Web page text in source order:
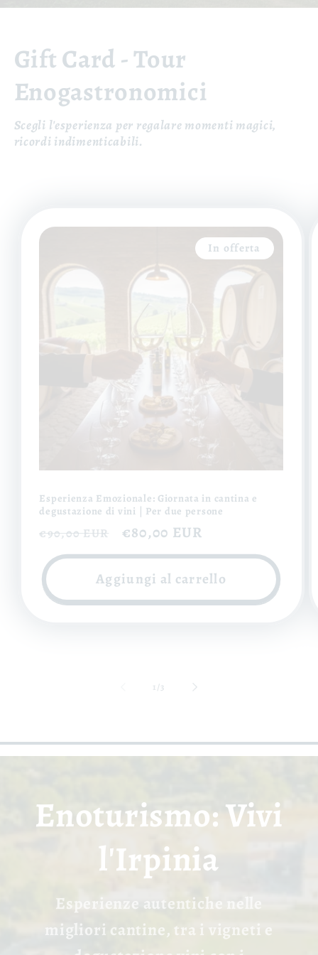
Gift Card - Tour
Enogastronomici
Scegli l'esperienza per regalare momenti magici,
ricordi indimenticabili.
In offerta
Esperienza Emozionale: Giornata in cantina e
degustazione di vini | Per due persone
Prezzo
listino
€90,00 EUR
Prezzo
scontato
€80,00 EUR
Aggiungi al carrello
1/su3
Enoturismo: Vivi
l'Irpinia
Esperienze autentiche nelle
migliori cantine, tra i vigneti e